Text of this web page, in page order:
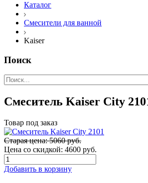
Каталог
Смесители для ванной
Kaiser
Поиск
Смеситель Kaiser City
Товар под заказ
Старая цена: 5060 руб.
Цена со скидкой: 4600 руб.
Добавить в корзину